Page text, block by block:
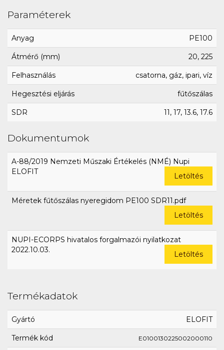
Paraméterek
Anyag PE100
Átmérő (mm) 20, 225
Felhasználás csatorna, gáz, ipari, víz
Hegesztési eljárás fűtőszálas
SDR 11, 17, 13.6, 17.6
Dokumentumok
A-88/2019 Nemzeti Műszaki Értékelés (NMÉ) Nupi
ELOFIT
Letöltés
Méretek fűtőszálas nyeregidom PE100 SDR11.pdf
Letöltés
NUPI-ECORPS hivatalos forgalmazói nyilatkozat
2022.10.03.
Letöltés
Termékadatok
Gyártó ELOFIT
Termék kód E0100130225002000110